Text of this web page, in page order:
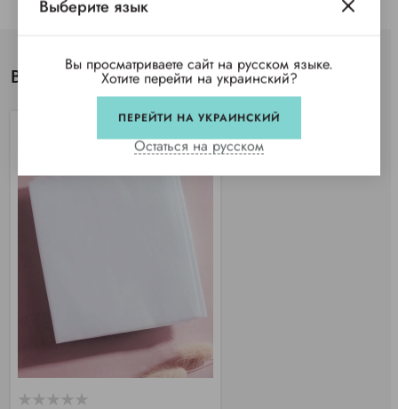
Вы просматривали
Выберите язык
Вы просматриваете сайт на русском языке.
Хотите перейти на украинский?
ПЕРЕЙТИ НА УКРАИНСКИЙ
Остаться на русском